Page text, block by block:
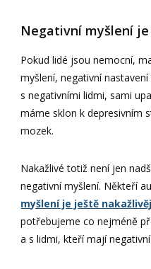
Negativní myšlení
Pokud lidé jsou nemocní,
myšlení, negativní
s negativními lidmi, sami
máme sklon k depresivním
mozek.
Nakažlivé totiž není jen
negativní myšlení. Někteří
myšlení je ještě
potřebujeme co nejméně
a s lidmi, kteří mají